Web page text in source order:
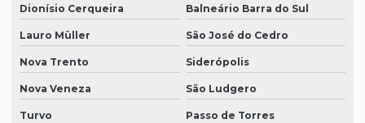
Dionísio Cerqueira Balneário Barra do Sul
Lauro Müller São José do Cedro
Nova Trento Siderópolis
Nova Veneza São Ludgero
Turvo Passo de Torres